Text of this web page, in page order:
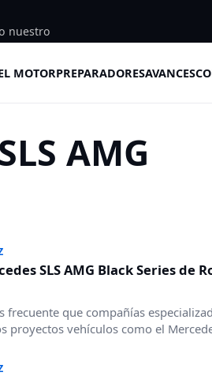
nuestro
MOTORPREPARADORESAVANCES
AMG
SLS AMG Black Series de
frecuente que compañías
proyectos vehículos como el